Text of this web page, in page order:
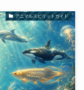
アニマルスピリットガイド